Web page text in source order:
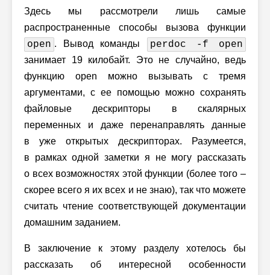
Здесь мы рассмотрели лишь самые
распространенные способы вызова функции
open . Вывод команды perdoc -f open
занимает 19 килобайт. Это не случайно, ведь
функцию open можно вызывать с тремя
аргументами, с ее помощью можно сохранять
файловые дескрипторы в скалярных
переменных и даже перенаправлять данные
в уже открытых дескрипторах. Разумеется,
в рамках одной заметки я не могу рассказать
о всех возможностях этой функции (более того –
скорее всего я их всех и не знаю), так что можете
считать чтение соответствующей документации
домашним заданием.
В заключение к этому разделу хотелось бы
рассказать об интересной особенности